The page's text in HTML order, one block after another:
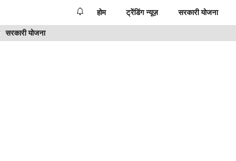
होम ट्रेंडिंग न्यूज़ सरकारी योजना
सरकारी योजना